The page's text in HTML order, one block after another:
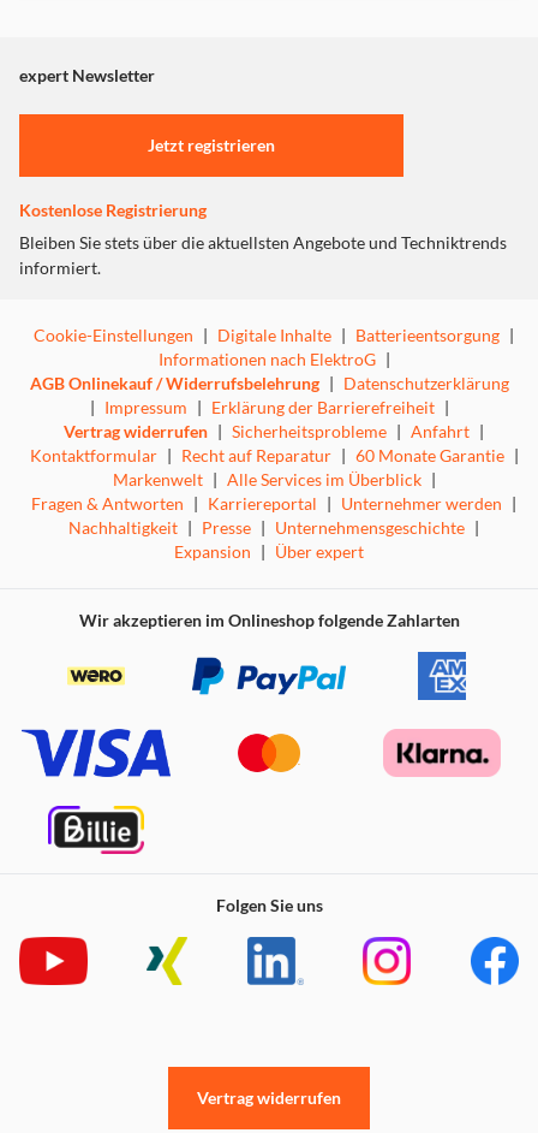
"Marketing".
Einstellungen anpassen
expert Newsletter
Jetzt registrieren
Kostenlose Registrierung
Bleiben Sie stets über die aktuellsten Angebote und Techniktrends
informiert.
Cookie-Einstellungen | Digitale Inhalte | Batterieentsorgung |
Informationen nach ElektroG |
AGB Onlinekauf / Widerrufsbelehrung | Datenschutzerklärung
| Impressum | Erklärung der Barrierefreiheit |
Vertrag widerrufen | Sicherheitsprobleme | Anfahrt |
Kontaktformular | Recht auf Reparatur | 60 Monate Garantie |
Markenwelt | Alle Services im Überblick |
Fragen & Antworten | Karriereportal | Unternehmer werden |
Nachhaltigkeit | Presse | Unternehmensgeschichte |
Expansion | Über expert
Wir akzeptieren im Onlineshop folgende Zahlarten
Folgen Sie uns
Vertrag widerrufen